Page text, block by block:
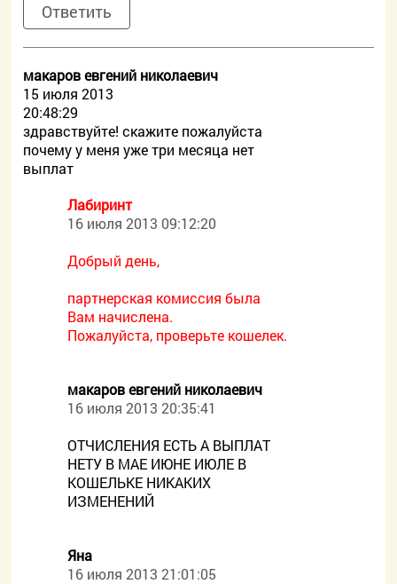
Ответить
макаров евгений николаевич
15 июля 2013
20:48:29
здравствуйте! скажите пожалуйста
почему у меня уже три месяца нет
выплат
Лабиринт
16 июля 2013 09:12:20
Добрый день,
партнерская комиссия была
Вам начислена.
Пожалуйста, проверьте кошелек.
макаров евгений николаевич
16 июля 2013 20:35:41
ОТЧИСЛЕНИЯ ЕСТЬ А ВЫПЛАТ
НЕТУ В МАЕ ИЮНЕ ИЮЛЕ В
КОШЕЛЬКЕ НИКАКИХ
ИЗМЕНЕНИЙ
Яна
16 июля 2013 21:01:05